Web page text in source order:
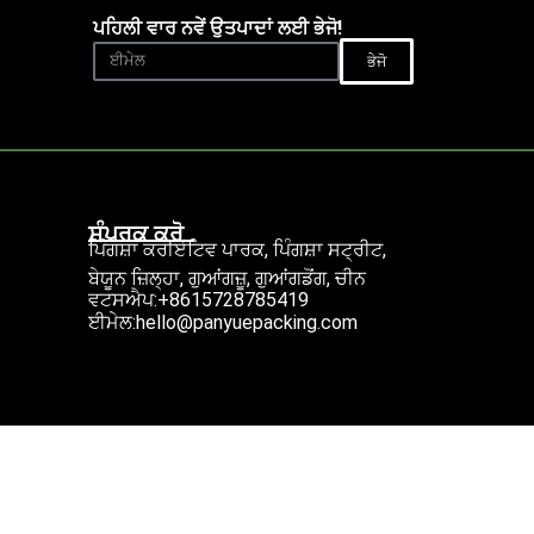
ਪਹਿਲੀ ਵਾਰ ਨਵੇਂ ਉਤਪਾਦਾਂ ਲਈ ਭੇਜੋ!
ਭੇਜੋ
ਸੰਪਰਕ ਕਰੋ
ਪਿੰਗਸ਼ਾ ਕਰੀਏਟਿਵ ਪਾਰਕ, ਪਿੰਗਸ਼ਾ ਸਟ੍ਰੀਟ,
ਬੇਯੂਨ ਜ਼ਿਲ੍ਹਾ, ਗੁਆਂਗਜ਼ੂ, ਗੁਆਂਗਡੋਂਗ, ਚੀਨ
ਵਟਸਐਪ:+8615728785419
ਈਮੇਲ:hello@panyuepacking.com